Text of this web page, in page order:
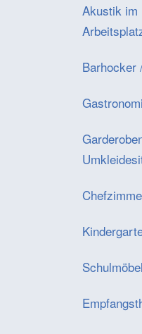
Akustik im
Barhocker
Schulmöbel